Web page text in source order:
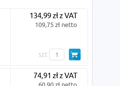
134,99 zł z VAT
109,75 zł netto
szt
74,91 zł z VAT